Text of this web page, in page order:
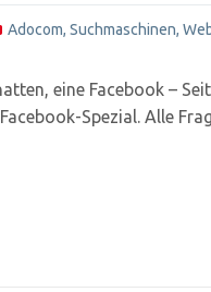
Adocom, Suchmaschinen,
eine Facebook –
Spezial. Alle